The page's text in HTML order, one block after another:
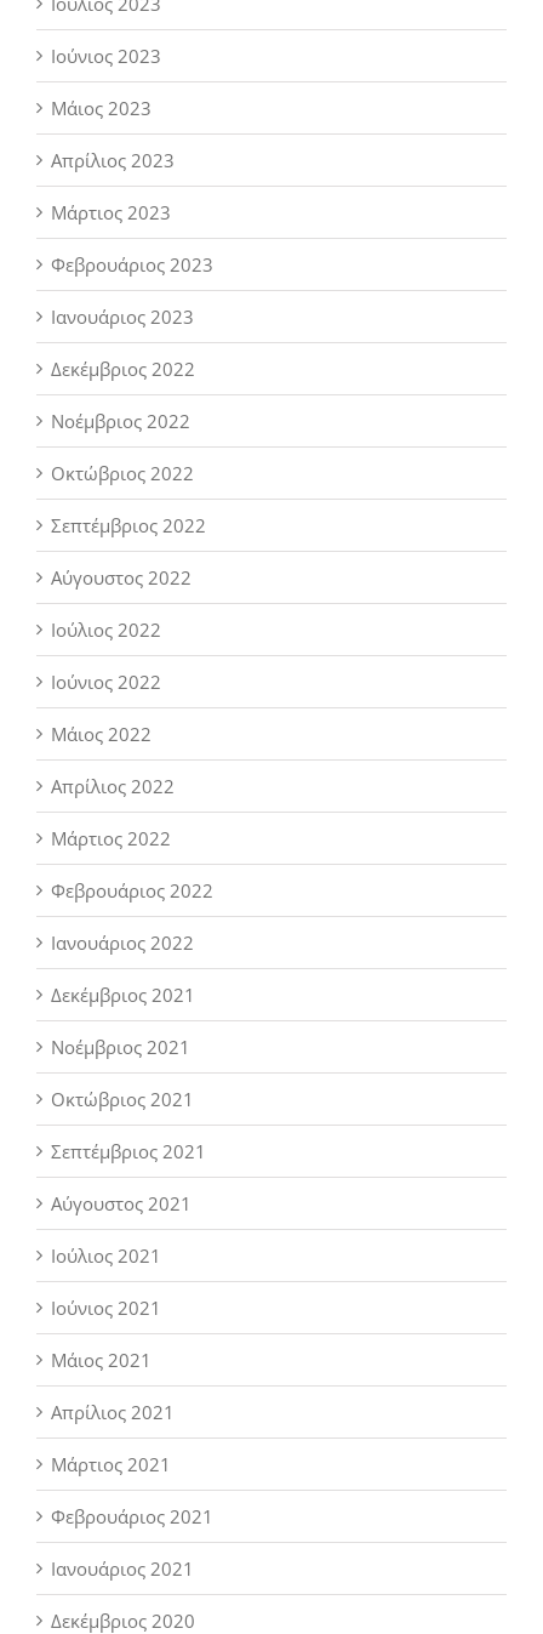
Ιούνιος 2023
Μάιος 2023
Απρίλιος 2023
Μάρτιος 2023
Φεβρουάριος 2023
Ιανουάριος 2023
Δεκέμβριος 2022
Νοέμβριος 2022
Οκτώβριος 2022
Σεπτέμβριος 2022
Αύγουστος 2022
Ιούλιος 2022
Ιούνιος 2022
Μάιος 2022
Απρίλιος 2022
Μάρτιος 2022
Φεβρουάριος 2022
Ιανουάριος 2022
Δεκέμβριος 2021
Νοέμβριος 2021
Οκτώβριος 2021
Σεπτέμβριος 2021
Αύγουστος 2021
Ιούλιος 2021
Ιούνιος 2021
Μάιος 2021
Απρίλιος 2021
Μάρτιος 2021
Φεβρουάριος 2021
Ιανουάριος 2021
Δεκέμβριος 2020